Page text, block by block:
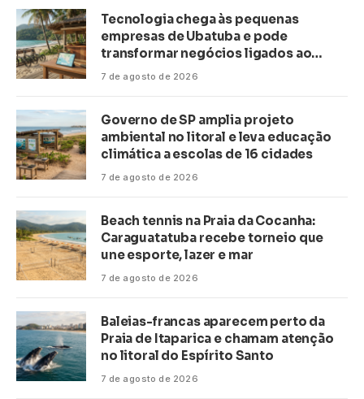
Tecnologia chega às pequenas
empresas de Ubatuba e pode
transformar negócios ligados ao
turismo no litoral
7 de agosto de 2026
Governo de SP amplia projeto
ambiental no litoral e leva educação
climática a escolas de 16 cidades
7 de agosto de 2026
Beach tennis na Praia da Cocanha:
Caraguatatuba recebe torneio que
une esporte, lazer e mar
7 de agosto de 2026
Baleias-francas aparecem perto da
Praia de Itaparica e chamam atenção
no litoral do Espírito Santo
7 de agosto de 2026